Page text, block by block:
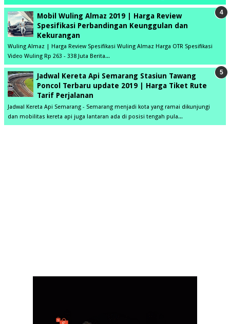
Mobil Wuling Almaz 2019 | Harga Review
Spesifikasi Perbandingan Keunggulan dan
Kekurangan
Wuling Almaz | Harga Review Spesifikasi Wuling Almaz Harga OTR Spesifikasi
Video Wuling Rp 263 - 338 Juta Berita...
Jadwal Kereta Api Semarang Stasiun Tawang
Poncol Terbaru update 2019 | Harga Tiket Rute
Tarif Perjalanan
Jadwal Kereta Api Semarang - Semarang menjadi kota yang ramai dikunjungi
dan mobilitas kereta api juga lantaran ada di posisi tengah pula...